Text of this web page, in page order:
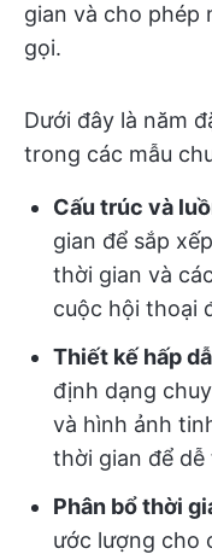
gian và cho phép
gọi.
Dưới đây là năm
trong các mẫu
Cấu trúc và
gian để sắp
thời gian và
cuộc hội thoại
Thiết kế hấp
định dạng
và hình ảnh
thời gian để
Phân bổ thời
ước lượng cho